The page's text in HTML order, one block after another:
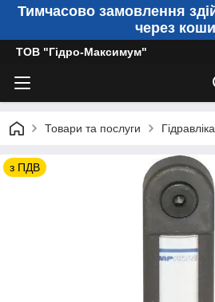
Тимчасово замовлення
через
ТОВ "Гідро-Максимум"
Товари та послуги Гідравліка
з ПДВ